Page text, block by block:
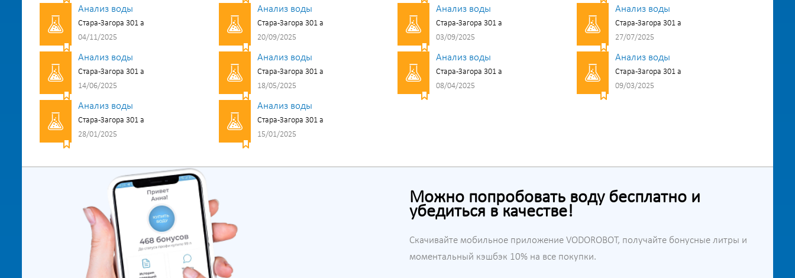
Анализ воды
Стара-Загора 301 а
04/11/2025
Анализ воды
Стара-Загора 301 а
20/09/2025
Анализ воды
Стара-Загора 301 а
03/09/2025
Анализ воды
Стара-Загора 301 а
27/07/2025
Анализ воды
Стара-Загора 301 а
14/06/2025
Анализ воды
Стара-Загора 301 а
18/05/2025
Анализ воды
Стара-Загора 301 а
08/04/2025
Анализ воды
Стара-Загора 301 а
09/03/2025
Анализ воды
Стара-Загора 301 а
28/01/2025
Анализ воды
Стара-Загора 301 а
15/01/2025
Можно попробовать воду бесплатно и
убедиться в качестве!
Скачивайте мобильное приложение VODOROBOT, получайте бонусные литры и
моментальный кэшбэк 10% на все покупки.